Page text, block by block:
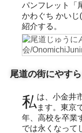
パンフレット「
かわぐち かいじ
紹介する。
尾道の街にやす
私は、小金井市という東京の片田舎で暮らしてい ます。東京
年、高校を卒業
では永くなって